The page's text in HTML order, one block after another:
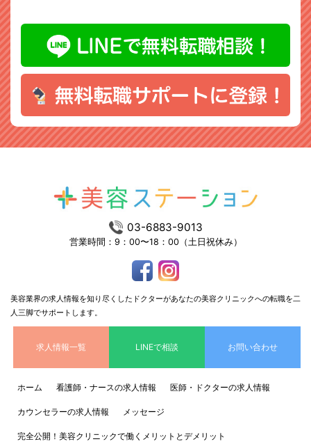
03-6883-9013
営業時間：9：00〜18：00（土日祝休み）
美容業界の求人情報を知り尽くしたドクターがあなたの美容クリニックへの転職を二
人三脚でサポートします。
求人情報一覧 LINEで相談 お問い合わせ
ホーム 看護師・ナースの求人情報 医師・ドクターの求人情報
カウンセラーの求人情報 メッセージ
完全公開！美容クリニックで働くメリットとデメリット